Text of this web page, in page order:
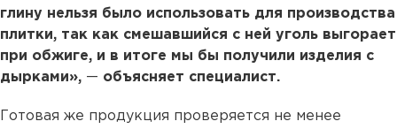
глину нельзя было использовать для производства
плитки, так как смешавшийся с ней уголь выгорает
при обжиге, и в итоге мы бы получили изделия с
дырками», — объясняет специалист.
Готовая же продукция проверяется не менее